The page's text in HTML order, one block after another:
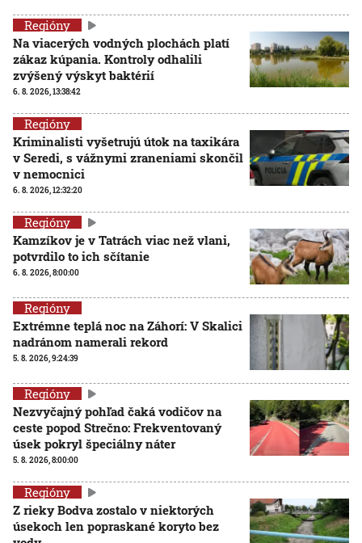
Regióny
Na viacerých vodných plochách platí
zákaz kúpania. Kontroly odhalili
zvýšený výskyt baktérií
6. 8. 2026, 13:38:42
Regióny
Kriminalisti vyšetrujú útok na taxikára
v Seredi, s vážnymi zraneniami skončil
v nemocnici
6. 8. 2026, 12:32:20
Regióny
Kamzíkov je v Tatrách viac než vlani,
potvrdilo to ich sčítanie
6. 8. 2026, 8:00:00
Regióny
Extrémne teplá noc na Záhorí: V Skalici
nadránom namerali rekord
5. 8. 2026, 9:24:39
Regióny
Nezvyčajný pohľad čaká vodičov na
ceste popod Strečno: Frekventovaný
úsek pokryl špeciálny náter
5. 8. 2026, 8:00:00
Regióny
Z rieky Bodva zostalo v niektorých
úsekoch len popraskané koryto bez